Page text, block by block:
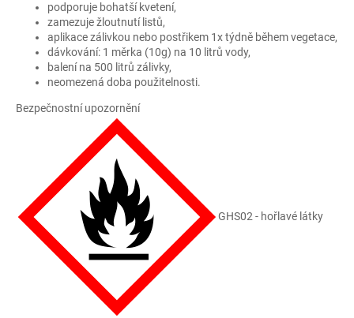
podporuje bohatší kvetení,
zamezuje žloutnutí listů,
aplikace zálivkou nebo postřikem 1x týdně během vegetace,
dávkování: 1 měrka (10g) na 10 litrů vody,
balení na 500 litrů zálivky,
neomezená doba použitelnosti.
Bezpečnostní upozornění
GHS02 - hořlavé látky